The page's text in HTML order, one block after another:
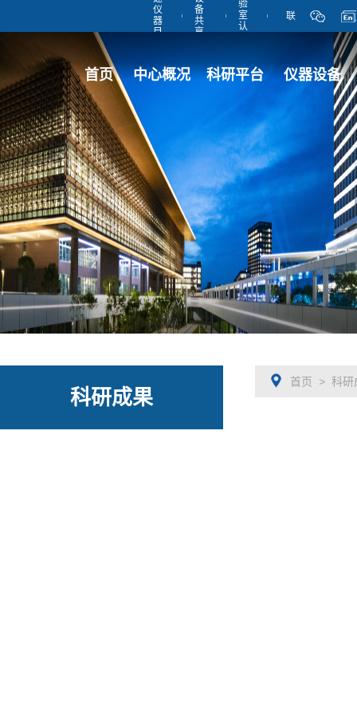
仪
器
目
备
共
享
平
台
验
室
认
联
我
首页 中心概况 科研平台 仪器设备
科研成果
首页 > 科研